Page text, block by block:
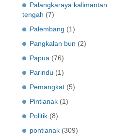
Palangkaraya kalimantan
tengah (7)
Palembang (1)
Pangkalan bun (2)
Papua (76)
Parindu (1)
Pemangkat (5)
Pintianak (1)
Politik (8)
pontianak (309)